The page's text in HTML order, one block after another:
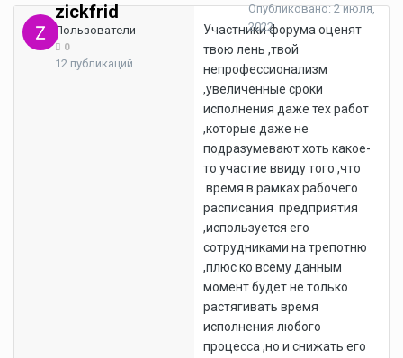
zickfrid
Пользователи
0
12 публикаций
Опубликовано:2 июля,
2022
Участники форума оценят
твою лень ,твой
непрофессионализм
,увеличенные сроки
исполнения даже тех работ
,которые даже не
подразумевают хоть какое-
то участие ввиду того ,что
время в рамках рабочего
расписания предприятия
,используется его
сотрудниками на трепотню
,плюс ко всему данным
момент будет не только
растягивать время
исполнения любого
процесса ,но и снижать его